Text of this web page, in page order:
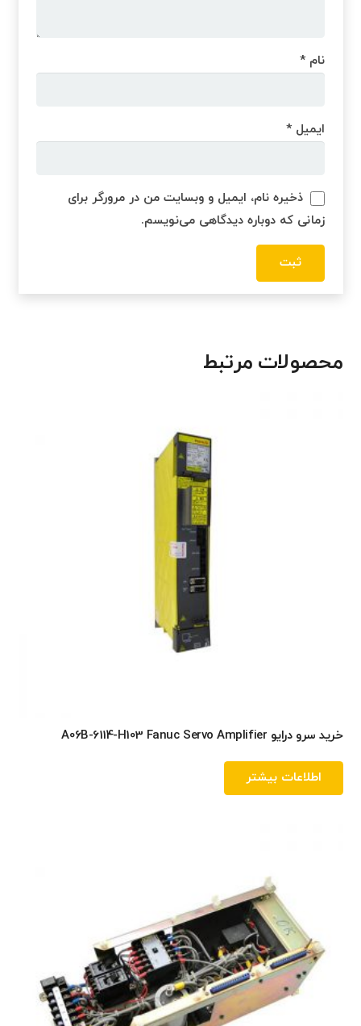
نام *
ایمیل *
ذخیره نام، ایمیل و وبسایت من در مرورگر برای
زمانی که دوباره دیدگاهی می‌نویسم.
محصولات مرتبط
خرید سرو درایو A06B-6114-H103 Fanuc Servo Amplifier
اطلاعات بیشتر